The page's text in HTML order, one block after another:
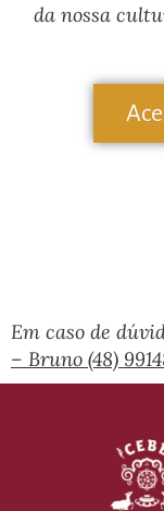
da nossa
Em caso de
– Bruno (48)